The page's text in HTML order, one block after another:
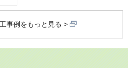
事例をもっと見る